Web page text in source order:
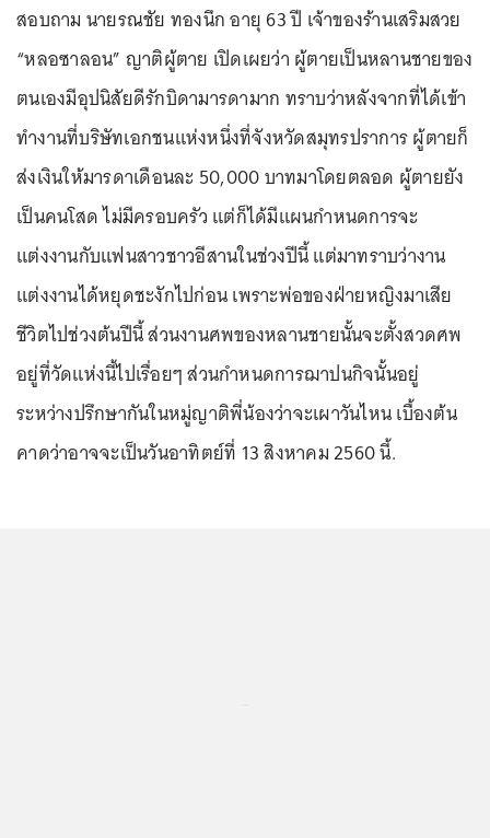
สอบถาม นายรณชัย ทองนึก อายุ 63 ปี เจ้าของร้านเสริมสวย
“หลอซาลอน” ญาติผู้ตาย เปิดเผยว่า ผู้ตายเป็นหลานชายของ
ตนเองมีอุปนิสัยดีรักบิดามารดามาก ทราบว่าหลังจากที่ได้เข้า
ทำงานที่บริษัทเอกชนแห่งหนึ่งที่จังหวัดสมุทรปราการ ผู้ตายก็
ส่งเงินให้มารดาเดือนละ 50,000 บาทมาโดยตลอด ผู้ตายยัง
เป็นคนโสด ไม่มีครอบครัว แต่ก็ได้มีแผนกำหนดการจะ
แต่งงานกับแฟนสาวชาวอีสานในช่วงปีนี้ แต่มาทราบว่างาน
แต่งงานได้หยุดชะงักไปก่อน เพราะพ่อของฝ่ายหญิงมาเสีย
ชีวิตไปช่วงต้นปีนี้ ส่วนงานศพของหลานชายนั้นจะตั้งสวดศพ
อยู่ที่วัดแห่งนี้ไปเรื่อยๆ ส่วนกำหนดการฌาปนกิจนั้นอยู่
ระหว่างปรึกษากันในหมู่ญาติพี่น้องว่าจะเผาวันไหน เบื้องต้น
คาดว่าอาจจะเป็นวันอาทิตย์ที่ 13 สิงหาคม 2560 นี้.